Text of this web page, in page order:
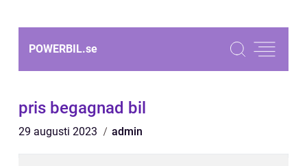
POWERBIL.se
pris begagnad bil
29 augusti 2023 admin